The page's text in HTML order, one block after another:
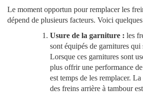
Le moment opportun pour remplacer les
dépend de plusieurs facteurs. Voici
Usure de la garniture : les
sont équipés de garnitures qui
Lorsque ces garnitures sont
plus offrir une performance
est temps de les remplacer.
des freins arrière à tambour